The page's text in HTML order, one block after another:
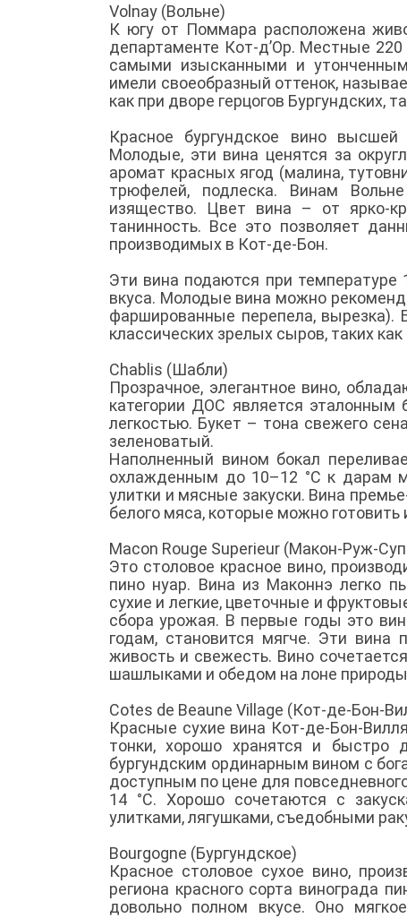
Volnay (Вольне)
К югу от Поммара расположена
департаменте Кот-д’Ор. Местные
самыми изысканными и
имели своеобразный оттенок,
как при дворе герцогов Бургундских,
Красное бургундское вино высшей
Молодые, эти вина ценятся за
аромат красных ягод (малина,
трюфелей, подлеска. Винам Вольне
изящество. Цвет вина – от ярко-
танинность. Все это позволяет
производимых в Кот-де-Бон.
Эти вина подаются при
вкуса. Молодые вина можно
фаршированные перепела,
классических зрелых сыров, таких
Chablis (Шабли)
Прозрачное, элегантное вино,
категории ДОС является
легкостью. Букет – тона свежего
зеленоватый.
Наполненный вином бокал
охлажденным до 10–12 °С к дарам
улитки и мясные закуски. Вина
белого мяса, которые можно готовить
Macon Rouge Superieur (Макон-Руж-
Это столовое красное вино,
пино нуар. Вина из Маконнэ легко
сухие и легкие, цветочные и
сбора урожая. В первые годы это
годам, становится мягче. Эти
живость и свежесть. Вино
шашлыками и обедом на лоне
Cotes de Beaune Village (Кот-де-Бон-
Красные сухие вина Кот-де-Бон-
тонки, хорошо хранятся и быстро
бургундским ординарным вином с
доступным по цене для
14 °С. Хорошо сочетаются с
улитками, лягушками, съедобными
Bourgogne (Бургундское)
Красное столовое сухое вино,
региона красного сорта винограда
довольно полном вкусе. Оно